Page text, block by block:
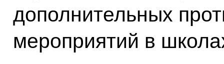
дополнительных
мероприятий в